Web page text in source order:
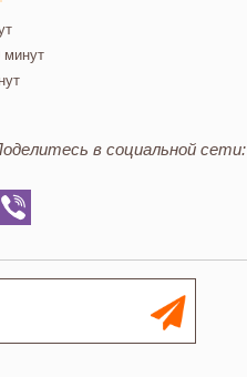
минут
в социальной сети: